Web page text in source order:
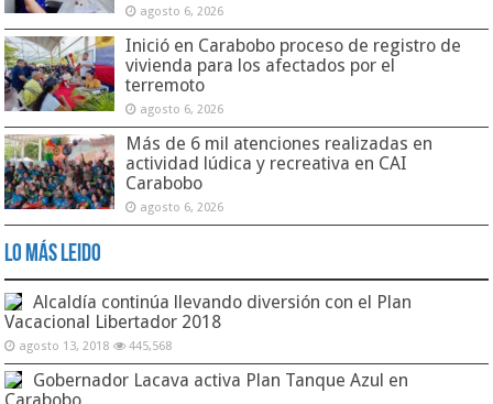
agosto 6, 2026
Inició en Carabobo proceso de registro de
vivienda para los afectados por el
terremoto
agosto 6, 2026
Más de 6 mil atenciones realizadas en
actividad lúdica y recreativa en CAI
Carabobo
agosto 6, 2026
Lo Más Leido
Alcaldía continúa llevando diversión con el Plan
Vacacional Libertador 2018
agosto 13, 2018 445,568
Gobernador Lacava activa Plan Tanque Azul en